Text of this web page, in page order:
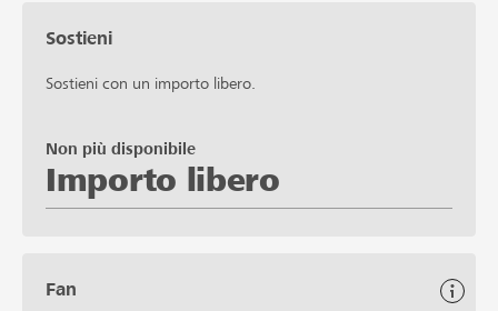
Sostieni
Sostieni con un importo libero.
Importo libero
Non più disponibile
Fan